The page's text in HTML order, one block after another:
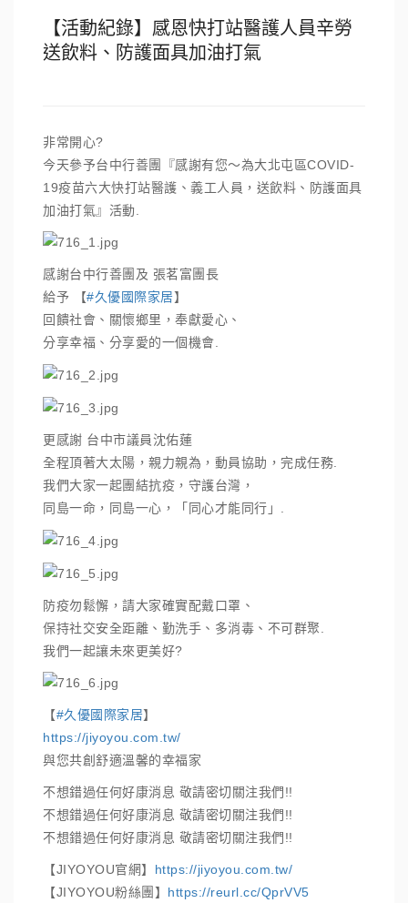
【活動紀錄】感恩快打站醫護人員辛勞
送飲料、防護面具加油打氣
非常開心?
今天參予台中行善團『感謝有您～為大北屯區COVID-
19疫苗六大快打站醫護、義工人員，送飲料、防護面具
加油打氣』活動.
感謝台中行善團及 張茗富團長
給予 【#久優國際家居】
回饋社會、關懷鄉里，奉獻愛心、
分享幸福、分享愛的一個機會.
更感謝 台中市議員沈佑蓮
全程頂著大太陽，親力親為，動員協助，完成任務.
我們大家一起團結抗疫，守護台灣，
同島一命，同島一心，「同心才能同行」.
防疫勿鬆懈，請大家確實配戴口罩、
保持社交安全距離、勤洗手、多消毒、不可群聚.
我們一起讓未來更美好?
【#久優國際家居】
https://jiyoyou.com.tw/
與您共創舒適溫馨的幸福家
不想錯過任何好康消息 敬請密切關注我們!!
不想錯過任何好康消息 敬請密切關注我們!!
不想錯過任何好康消息 敬請密切關注我們!!
【JIYOYOU官網】 https://jiyoyou.com.tw/
【JIYOYOU粉絲團】 https://reurl.cc/QprVV5